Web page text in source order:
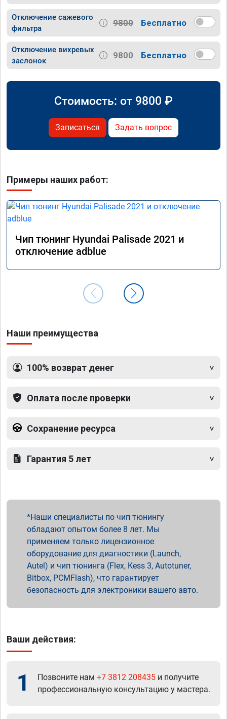
Отключение сажевого
фильтра
9800 Бесплатно
Отключение вихревых
заслонок
9800 Бесплатно
Стоимость: от 9800 ₽
Записаться Задать вопрос
Примеры наших работ:
Чип тюнинг Hyundai Palisade 2021 и
отключение adblue
Наши преимущества
100% возврат денег
Оплата после проверки
Сохранение ресурса
Гарантия 5 лет
Наши специалисты по чип тюнингу
обладают опытом более 8 лет. Мы
применяем только лицензионное
оборудование для диагностики (Launch,
Autel) и чип тюнинга (Flex, Kess 3, Autotuner,
Bitbox, PCMFlash), что гарантирует
безопасность для электроники вашего авто.
Ваши действия:
1 Позвоните нам +7 3812 208435 и получите
профессиональную консультацию у мастера.